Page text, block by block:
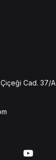
Cad. 37/A